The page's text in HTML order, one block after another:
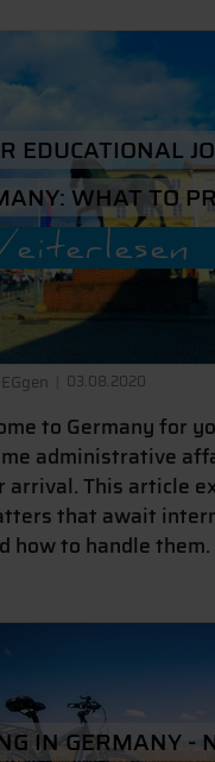
EDUCATIONAL
WHAT TO
03.08.2020
to Germany for
administrative
arrival. This article
that await
how to handle them.
IN GERMANY -